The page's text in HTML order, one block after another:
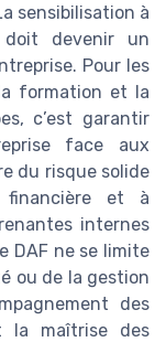
sensibilisation à
devenir un
Pour les
formation et la
c’est garantir
face aux
du risque solide
financière et à
internes
DAF ne se limite
ou de la gestion
des
la maîtrise des